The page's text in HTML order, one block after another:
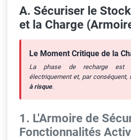
A. Sécuriser le
et la Charge
Le Moment Critique de la
La phase de recharge est
électriquement et, par conséquent,
à risque.
1. L'Armoire de
Fonctionnalités